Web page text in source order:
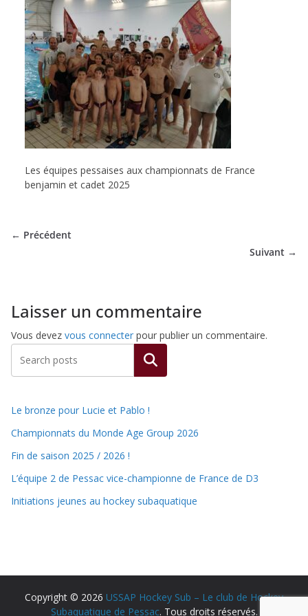
de
Hockey
Subaquatique
de
Pessac
Les équipes pessaises aux championnats de France
benjamin et cadet 2025
← Précédent
Suivant →
Laisser un commentaire
Vous devez vous connecter pour publier un commentaire.
Rechercher
Le bronze pour Lucie et Pablo !
Championnats du Monde Age Group 2026
Fin de saison 2025 / 2026 !
L’équipe 2 de Pessac vice-championne de France de D3
Initiations jeunes au hockey subaquatique
Copyright © 2026 USSAP Hockey Sub – Le club de Hockey
Subaquatique de Pessac. Tous droits réservés.